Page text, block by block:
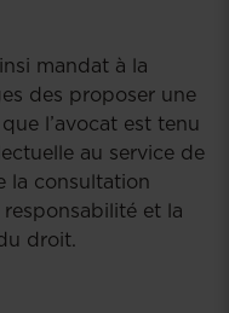
mandat à la
des proposer une
l’avocat est tenu
au service de
la consultation
et la
droit.